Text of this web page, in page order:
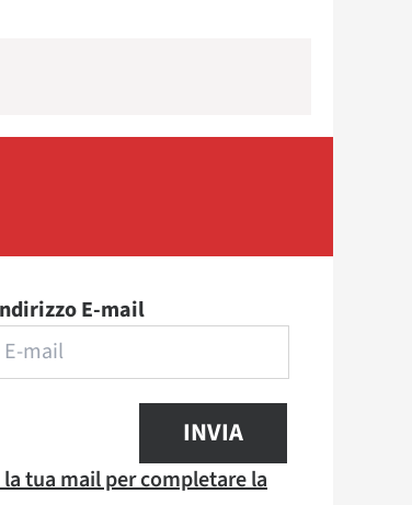
E-mail
INVIA
tua mail per completare la